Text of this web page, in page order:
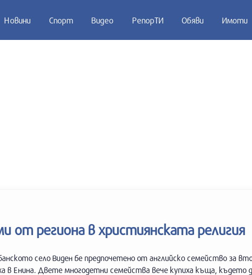
Новини Спорт Видео РепорТИ Обяви Имоти
от региона в християнската религия
село Виден бе предпочетено от английско семейство за
в Енина. Двете многодетни семейства вече купиха къща, където